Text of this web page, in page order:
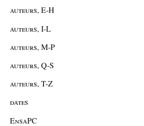
auteurs, E-H
auteurs, I-L
auteurs, M-P
auteurs, Q-S
auteurs, T-Z
dates
EnsaPC